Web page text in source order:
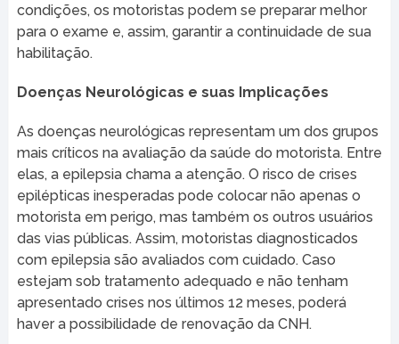
condições, os motoristas podem se preparar melhor
para o exame e, assim, garantir a continuidade de sua
habilitação.
Doenças Neurológicas e suas Implicações
As doenças neurológicas representam um dos grupos
mais críticos na avaliação da saúde do motorista. Entre
elas, a epilepsia chama a atenção. O risco de crises
epilépticas inesperadas pode colocar não apenas o
motorista em perigo, mas também os outros usuários
das vias públicas. Assim, motoristas diagnosticados
com epilepsia são avaliados com cuidado. Caso
estejam sob tratamento adequado e não tenham
apresentado crises nos últimos 12 meses, poderá
haver a possibilidade de renovação da CNH.